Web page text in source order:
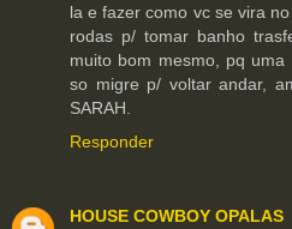
la e fazer como vc se vira
rodas p/ tomar banho
muito bom mesmo, pq
so migre p/ voltar andar,
SARAH.
Responder
HOUSE COWBOY OPALAS